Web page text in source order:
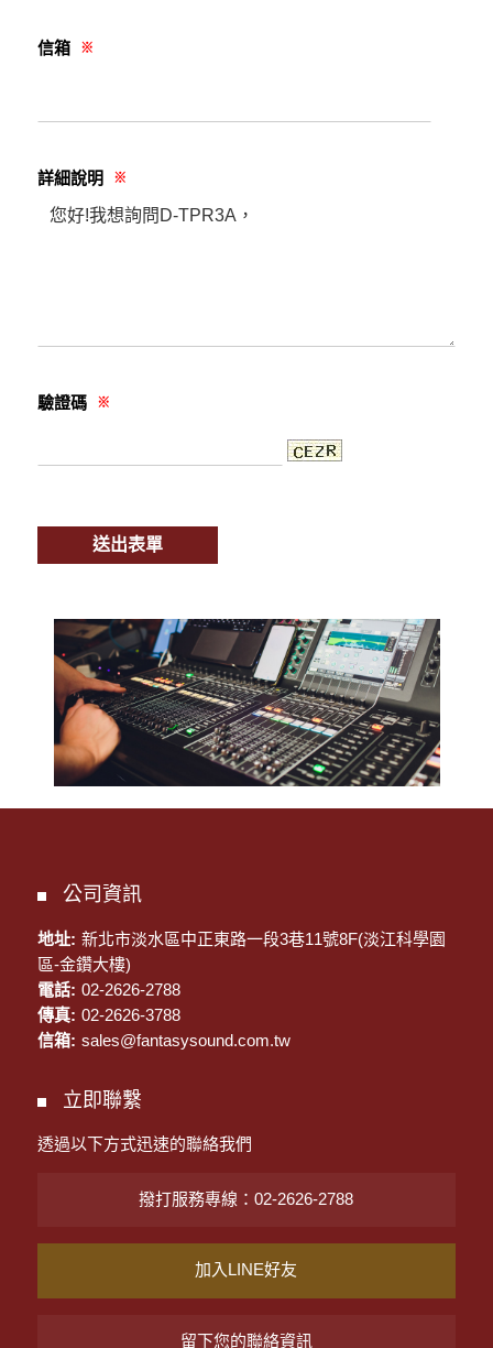
信箱 ※
詳細說明 ※
驗證碼 ※
送出表單
公司資訊
地址: 新北市淡水區中正東路一段3巷11號8F(淡江科學園
區-金鑽大樓)
電話: 02-2626-2788
傳真: 02-2626-3788
信箱: sales@fantasysound.com.tw
立即聯繫
透過以下方式迅速的聯絡我們
撥打服務專線：02-2626-2788
加入LINE好友
留下您的聯絡資訊